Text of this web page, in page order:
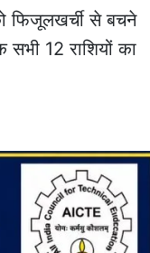
फिजूलखर्ची से बचने
12 राशियों का